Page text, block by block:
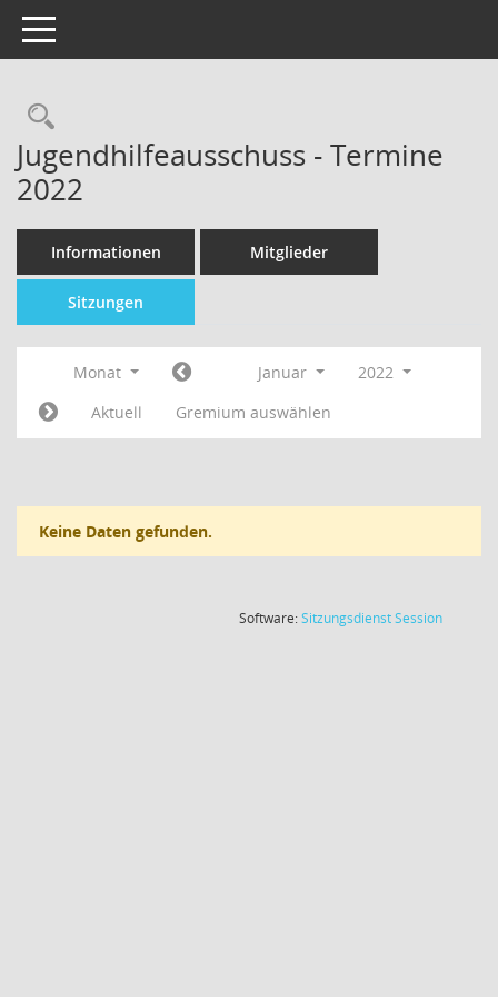
Toggle navigation
Jugendhilfeausschuss - Termine
2022
Informationen Mitglieder
Sitzungen
Monat Januar
2022
Aktuell
Gremium auswählen
Keine Daten gefunden.
Software:SitzungsdienstSession(Wird in